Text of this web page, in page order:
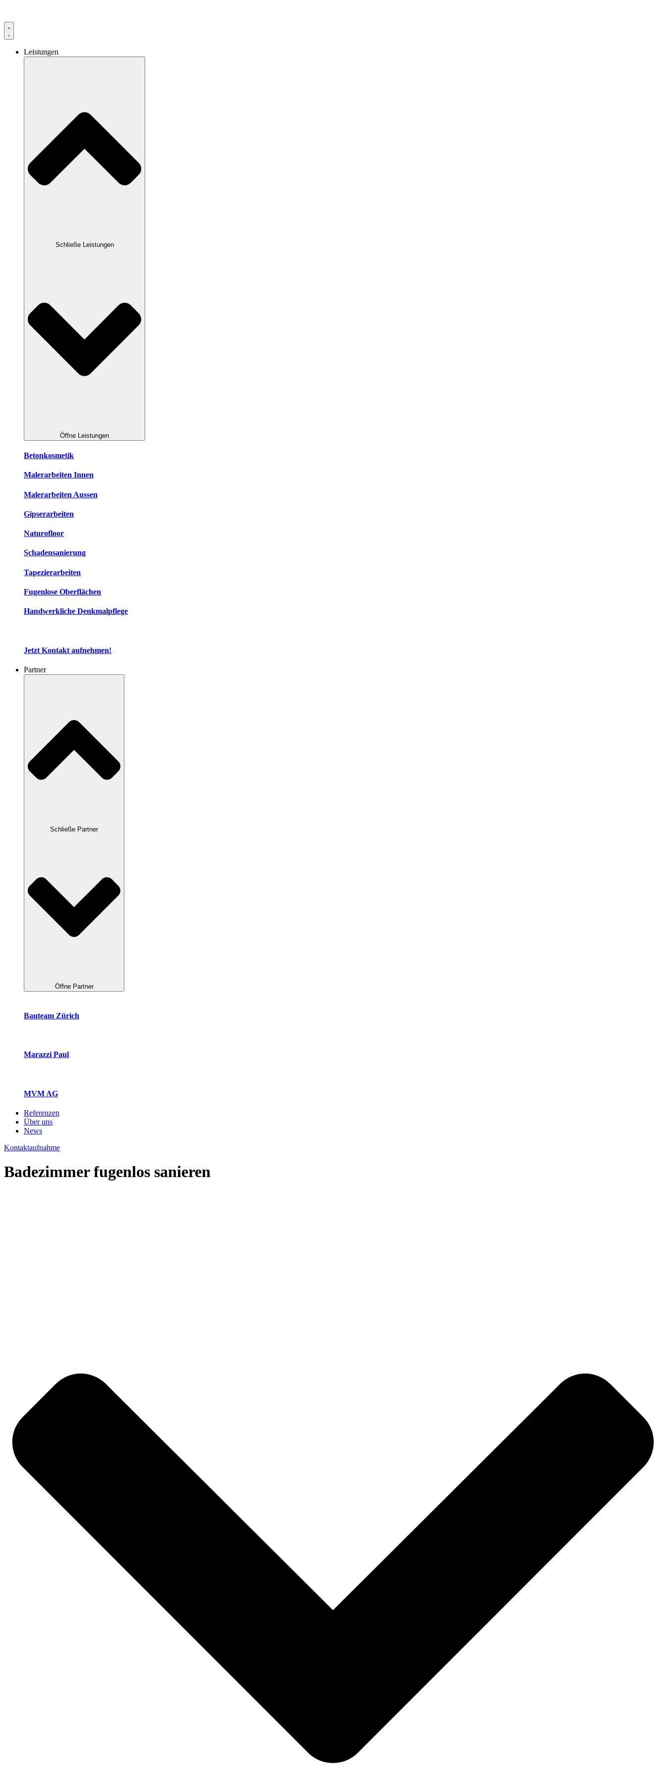
Leistungen
Schließe Leistungen
Öffne Leistungen
Betonkosmetik
Malerarbeiten Innen
Malerarbeiten Aussen
Gipserarbeiten
Naturofloor
Schadensanierung
Tapezierarbeiten
Fugenlose Oberflächen
Handwerkliche Denkmalpflege
Jetzt Kontakt aufnehmen!
Partner
Schließe Partner
Öffne Partner
Bauteam Zürich
Marazzi Paul
MVM AG
Referenzen
Über uns
News
Kontaktaufnahme
Badezimmer fugenlos sanieren